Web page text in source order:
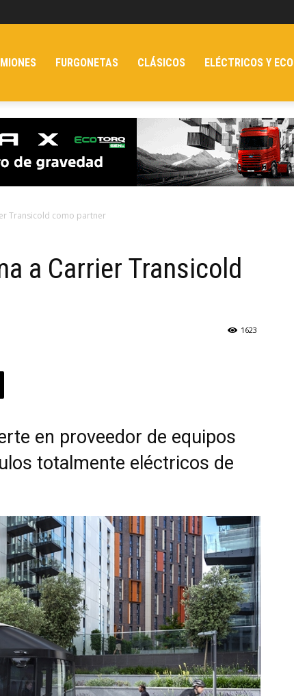
FURGONETAS CLÁSICOS ELÉCTRICOS Y ECO
Transicold como partner
a Carrier Transicold
1623
en proveedor de equipos
totalmente eléctricos de